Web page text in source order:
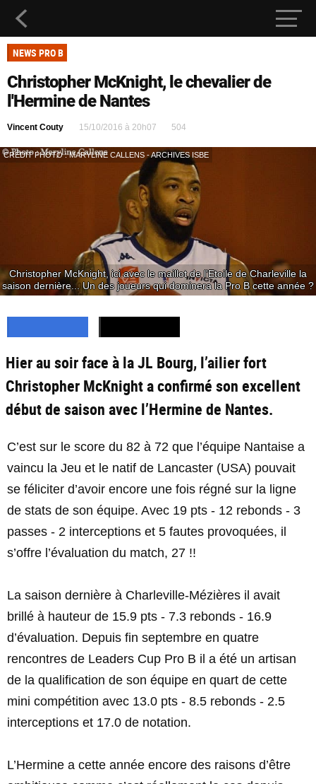
NEWS PRO B
Christopher McKnight, le chevalier de
l'Hermine de Nantes
Vincent Couty 15/10/2016 à 20h07 504
CRÉDIT PHOTO : MARYLINE CALLENS - ARCHIVES ISBE
Christopher McKnight, ici avec le maillot de l'Etoile de Charleville la
saison dernière... Un des joueurs qui dominera la Pro B cette année ?
Hier au soir face à la JL Bourg, l’ailier fort
Christopher McKnight a confirmé son excellent
début de saison avec l’Hermine de Nantes.
C’est sur le score du 82 à 72 que l’équipe Nantaise a
vaincu la Jeu et le natif de Lancaster (USA) pouvait
se féliciter d’avoir encore une fois régné sur la ligne
de stats de son équipe. Avec 19 pts - 12 rebonds - 3
passes - 2 interceptions et 5 fautes provoquées, il
s’offre l’évaluation du match, 27 !!
La saison dernière à Charleville-Mézières il avait
brillé à hauteur de 15.9 pts - 7.3 rebonds - 16.9
d’évaluation. Depuis fin septembre en quatre
rencontres de Leaders Cup Pro B il a été un artisan
de la qualification de son équipe en quart de cette
mini compétition avec 13.0 pts - 8.5 rebonds - 2.5
interceptions et 17.0 de notation.
L’Hermine a cette année encore des raisons d’être